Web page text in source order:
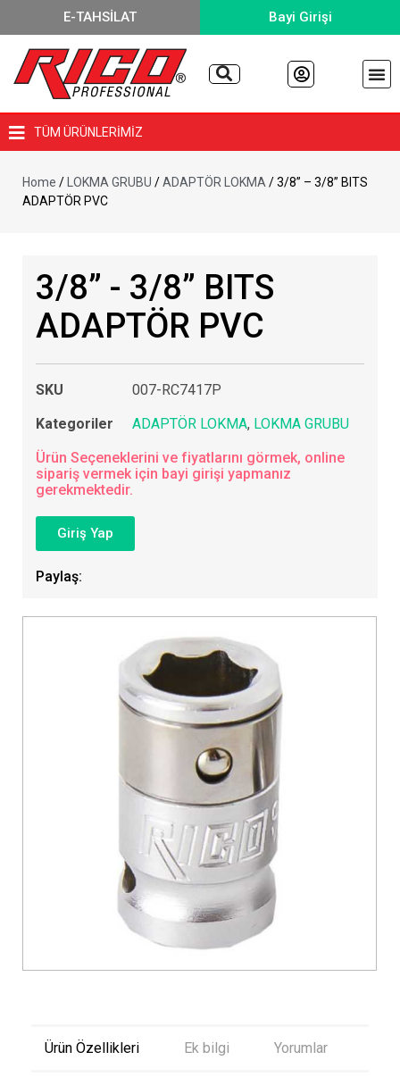
E-TAHSİLAT Bayi Girişi
TÜM ÜRÜNLERİMİZ
Home / LOKMA GRUBU /ADAPTÖR LOKMA / 3/8” – 3/8” BITS
ADAPTÖR PVC
3/8” - 3/8” BITS
ADAPTÖR PVC
SKU
007-RC7417P
Kategoriler
ADAPTÖR LOKMA, LOKMA GRUBU
Ürün Seçeneklerini ve fiyatlarını görmek, online
sipariş vermek için bayi girişi yapmanız
gerekmektedir.
Giriş Yap
Paylaş:
Ürün Özellikleri Ek bilgi Yorumlar